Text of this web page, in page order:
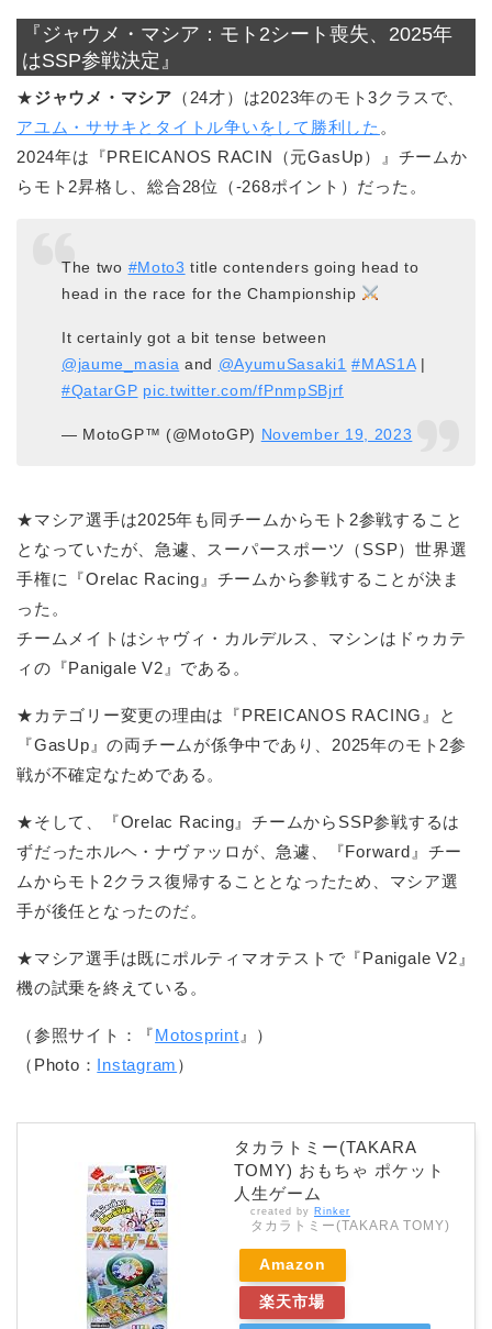
『ジャウメ・マシア：モト2シート喪失、2025年
はSSP参戦決定』
★ジャウメ・マシア （24才）は2023年のモト3クラスで、
アユム・ササキとタイトル争いをして勝利した 。
2024年は『PREICANOS RACIN（元GasUp）』チームか
らモト2昇格し、総合28位（-268ポイント）だった。
The two #Moto3 title contenders going head to
head in the race for the Championship
It certainly got a bit tense between
@jaume_masia and @AyumuSasaki1 #MAS1A|
#QatarGP pic.twitter.com/fPnmpSBjrf
— MotoGP™ (@MotoGP) November 19, 2023
★マシア選手は2025年も同チームからモト2参戦すること
となっていたが、急遽、スーパースポーツ（SSP）世界選
手権に『Orelac Racing』チームから参戦することが決ま
った。
チームメイトはシャヴィ・カルデルス、マシンはドゥカテ
ィの『Panigale V2』である。
★カテゴリー変更の理由は『PREICANOS RACING』と
『GasUp』の両チームが係争中であり、2025年のモト2参
戦が不確定なためである。
★そして、『Orelac Racing』チームからSSP参戦するは
ずだったホルヘ・ナヴァッロが、急遽、『Forward』チー
ムからモト2クラス復帰することとなったため、マシア選
手が後任となったのだ。
★マシア選手は既にポルティマオテストで『Panigale V2』
機の試乗を終えている。
（参照サイト：『Motosprint 』）
（Photo： Instagram ）
タカラトミー(TAKARA
TOMY) おもちゃ ポケット
人生ゲーム
created by Rinker
タカラトミー(TAKARA TOMY)
Amazon
楽天市場